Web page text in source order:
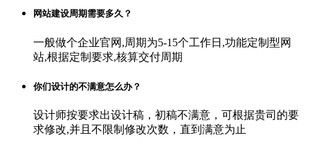
网站建设周期需要多久？
一般做个企业官网,周期为5-15个工作日,功能定制型网
站,根据定制要求,核算交付周期
你们设计的不满意怎么办？
设计师按要求出设计稿，初稿不满意，可根据贵司的要
求修改,并且不限制修改次数，直到满意为止